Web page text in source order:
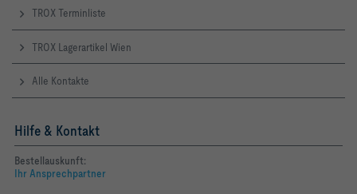
TROX Terminliste
TROX Lagerartikel Wien
Alle Kontakte
Hilfe & Kontakt
Bestellauskunft:
Ihr Ansprechpartner